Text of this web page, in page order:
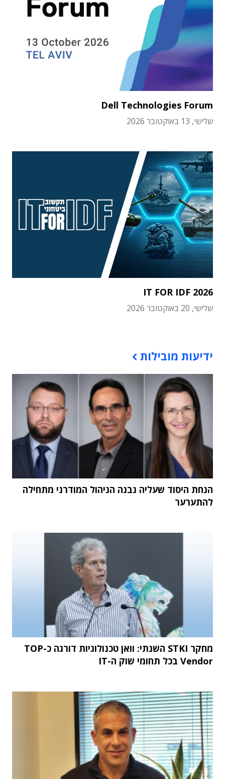
Dell Technologies Forum
שלישי, 13 באוקטובר 2026
IT FOR IDF 2026
שלישי, 20 באוקטובר 2026
ידיעות מובילות
הנחת היסוד שעליה נבנה הניהול המודרני מתחילה
להתערער
מחקר STKI השנתי: וואן טכנולוגיות דורגה כ-TOP
Vendor בכל תחומי שוק ה-IT